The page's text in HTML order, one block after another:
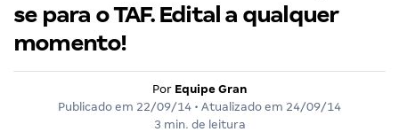
se para o TAF. Edital a qualquer
momento!
Por Equipe Gran
Publicado em 22/09/14 • Atualizado em 24/09/14
3 min. de leitura